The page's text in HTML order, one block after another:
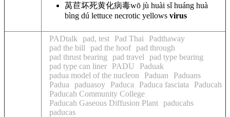
莴苣坏死黄化病毒wō jù huài sǐ huáng huà
bìng dú lettuce necrotic yellows virus
PADtalk pad, test Pad Thai
Padthaway
pad the bill
pad the hoof pad through
pad thrust bearing
pad travel
pad type bearing
pad type can liner
PADU
Paduak
padua model of the nucleon
Paduan
Paduans
Padua
paduasoy Paduca Paduca fasciata
Paducah
Paducah Community College
Paducah Gaseous Diffusion Plant paducahs
paducas